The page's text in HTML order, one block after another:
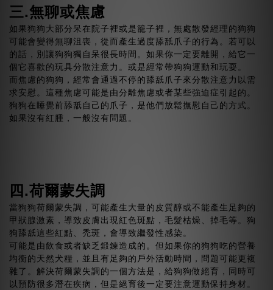
三.無聊或焦慮
如果狗狗大部分呆在院子裡或是籠子裡，無處散發經理的狗狗
可能會變得無聊沮喪，從而產生過度舔舐爪子的行為。若可以
的話，別讓狗狗獨自呆很長時間。如果你一定要離開，給它一
個它喜歡的玩具分散注意力。或是經常帶狗狗運動和玩耍。
而焦慮的狗狗，經常會通過不停的舔舐爪子來分散注意力以需
求安慰。這種焦慮可能是由分離焦慮或者某些強迫症引起的。
狗狗在睡覺前舔舐自己的爪子，是他們放鬆撫慰自己的方式。
如果沒有紅腫，一般沒有問題。
四.荷爾蒙失調
當狗狗荷爾蒙失調，可能產生大量的皮質醇或不能產生足夠的
甲狀腺激素，導致皮膚出現紅色斑點，毛髮枯燥、掉毛等。狗
狗舔舐這些紅點、禿斑，會導致繼發性感染。
可能是由飲食或者缺乏鍛鍊造成的。但如果你的狗狗吃的營養
均衡的天然犬糧，並且有足夠的戶外活動時間，問題可能更複
雜了。解決荷爾蒙失調的一個方法是，給狗狗做絕育，同時可
以預防很多潛在疾病，但是絕育後一定要注意運動保持身材。